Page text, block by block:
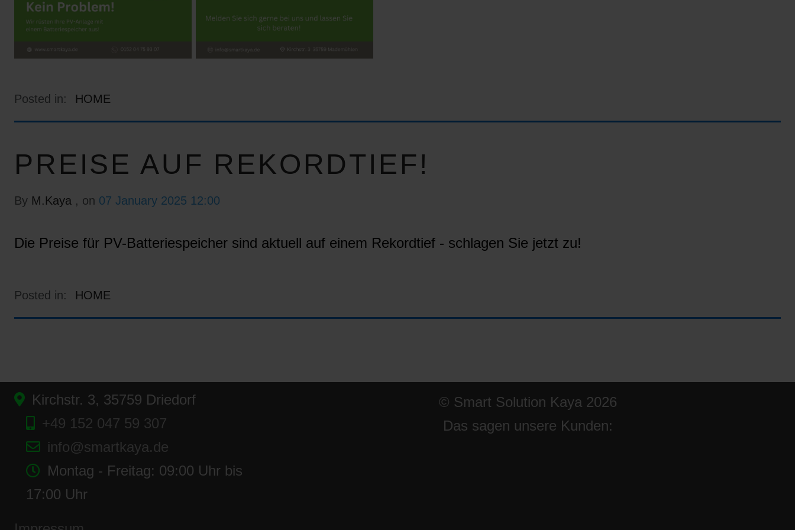
Posted in: HOME
PREISE AUF REKORDTIEF!
By M.Kaya , on 07 January 2025 12:00
Die Preise für PV-Batteriespeicher sind aktuell auf einem Rekordtief - schlagen Sie jetzt zu!
Posted in: HOME
Kirchstr. 3, 35759 Driedorf
+49 152 047 59 307
info@smartkaya.de
Montag - Freitag: 09:00 Uhr bis
17:00 Uhr
© Smart Solution Kaya 2026
Das sagen unsere Kunden: